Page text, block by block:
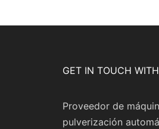
GET IN TOUCH
Proveedor de
pulverización